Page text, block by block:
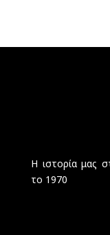
Η ιστορία μας
το 1970